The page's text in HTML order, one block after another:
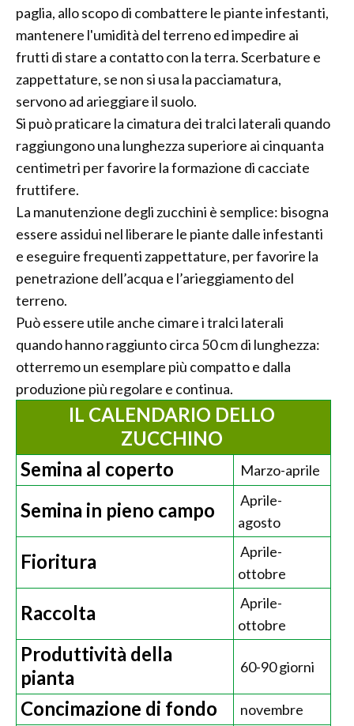
paglia, allo scopo di combattere le piante infestanti,
mantenere l'umidità del terreno ed impedire ai
frutti di stare a contatto con la terra. Scerbature e
zappettature, se non si usa la pacciamatura,
servono ad arieggiare il suolo.
Si può praticare la cimatura dei tralci laterali quando
raggiungono una lunghezza superiore ai cinquanta
centimetri per favorire la formazione di cacciate
fruttifere.
La manutenzione degli zucchini è semplice: bisogna
essere assidui nel liberare le piante dalle infestanti
e eseguire frequenti zappettature, per favorire la
penetrazione dell’acqua e l’arieggiamento del
terreno.
Può essere utile anche cimare i tralci laterali
quando hanno raggiunto circa 50 cm di lunghezza:
otterremo un esemplare più compatto e dalla
produzione più regolare e continua.
IL CALENDARIO DELLO
ZUCCHINO
Semina al coperto
Marzo-aprile
Semina in pieno campo
Aprile-
agosto
Fioritura
Aprile-
ottobre
Raccolta
Aprile-
ottobre
Produttività della
pianta
60-90 giorni
Concimazione di fondo novembre